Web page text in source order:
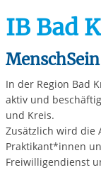
IB Bad
In der Region Bad
aktiv und
und Kreis.
Zusätzlich wird die
Praktikant*innen
Freiwilligendienst